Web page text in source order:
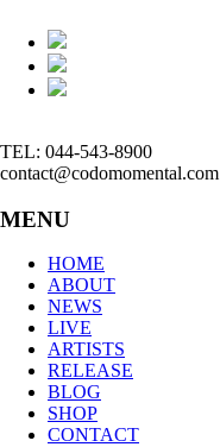
TEL: 044-543-8900
contact@codomomental.com
MENU
HOME
ABOUT
NEWS
LIVE
ARTISTS
RELEASE
BLOG
SHOP
CONTACT